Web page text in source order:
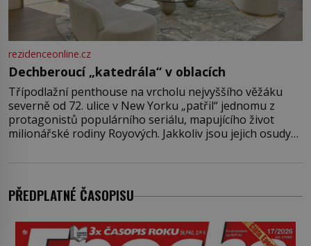
rezidenceonline.cz
Dechberoucí „katedrála“ v oblacích
Třípodlažní penthouse na vrcholu nejvyššího věžáku
severně od 72. ulice v New Yorku „patřil“ jednomu z
protagonistů populárního seriálu, mapujícího život
milionářské rodiny Royových. Jakkoliv jsou jejich osudy
jenom jednou z nemovitostí
PŘEDPLATNÉ ČASOPISU